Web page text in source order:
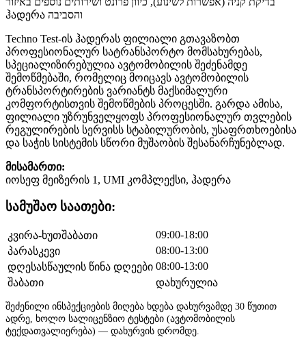
ჰადერა והסביבה
Techno Test-ის ჰადერას ფილიალი გთავაზობთ
პროფესიონალურ სატრანსპორტო მომსახურებას,
სპეციალიზირებულია ავტომობილის შეძენამდე
შემოწმებაში, რომელიც მოიცავს ავტომობილის
ტრანსპორტირების ვარიანტს მაქსიმალური
კომფორტისთვის შემოწმების პროცესში. გარდა ამისა,
ფილიალი უზრუნველყოფს პროფესიონალურ თვლების
რეგულირების სერვისს სტაბილურობის, უსაფრთხოებისა
და საჭის სისტემის სწორი მუშაობის შესანარჩუნებლად.
მისამართი:
იოსეფ მეიზერის 1, UMI კომპლექსი, ჰადერა
სამუშაო საათები:
კვირა-ხუთშაბათი
09:00-18:00
პარასკევი
08:00-13:00
დღესასწაულის წინა დღეები 08:00-13:00
შაბათი
დახურულია
შეძენილი ინსპექციების მიღება ხდება დახურვამდე 30 წუთით
ადრე, ხოლო სალიცენზიო ტესტები (ავტომობილის
ტექდათვალიერება) — დახურვის დრომდე.